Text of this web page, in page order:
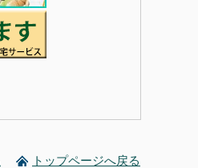
トップページへ戻る